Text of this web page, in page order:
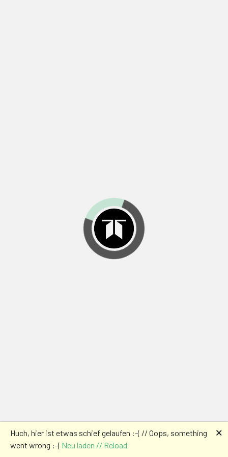
Huch, hier ist etwas schief gelaufen :-( // Oops, something
went wrong :-( Neu laden // Reload
🗙